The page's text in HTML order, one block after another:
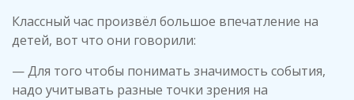
Классный час произвёл большое впечатление на
детей, вот что они говорили:
— Для того чтобы понимать значимость события,
надо учитывать разные точки зрения на